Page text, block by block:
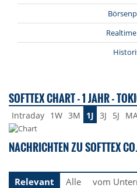
SOFTTEX CHART - 1 JAHR -
Intraday 1W 3M 1J 3J 5J
NACHRICHTEN ZU SOFTTEX
Relevant
Alle vom